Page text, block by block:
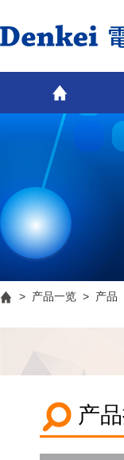
> 产品一览 > 产品
产